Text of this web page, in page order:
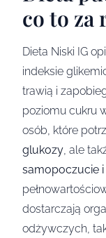
co to za
Dieta Niski IG
indeksie
trawią i
poziomu cukru
osób, które
glukozy, ale
samopoczucie i
dostarczają
odżywczych,